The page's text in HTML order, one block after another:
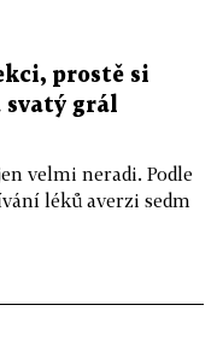
prostě si
svatý grál
velmi neradi. Podle
léků averzi sedm